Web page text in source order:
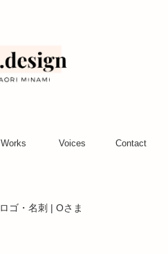
Works Voices Contact
ロゴ・名刺 | Oさま